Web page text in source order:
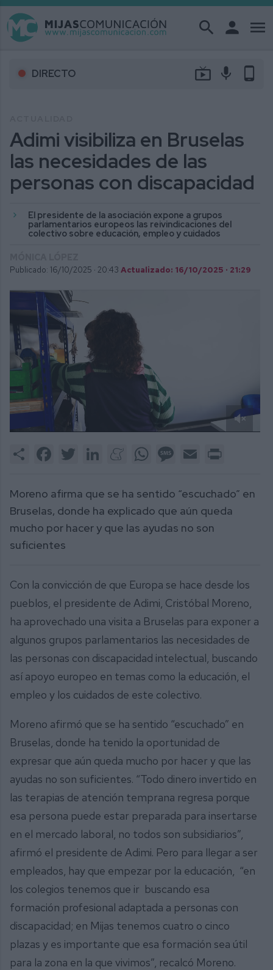
search person menu
DIRECTO live_tv mic phone_android
Adimi visibiliza en Bruselas
las necesidades de las
personas con discapacidad
El presidente de la asociación expone a grupos
parlamentarios europeos las reivindicaciones del
colectivo sobre educación, empleo y cuidados
Publicado: 16/10/2025 · 20:43 Actualizado: 16/10/2025 · 21:29
1
Share FacebookTwitter LinkedInMeneameWhatsAppMessage
Email
Moreno afirma que se ha sentido “escuchado” en
Bruselas, donde ha explicado que aún queda
mucho por hacer y que las ayudas no son
suficientes
Con la convicción de que Europa se hace desde los
pueblos, el presidente de Adimi, Cristóbal Moreno,
ha aprovechado una visita a Bruselas para exponer a
algunos grupos parlamentarios las necesidades de
las personas con discapacidad intelectual, buscando
así apoyo europeo en temas como la educación, el
empleo y los cuidados de este colectivo.
Moreno afirmó que se ha sentido “escuchado” en
Bruselas, donde ha tenido la oportunidad de
expresar que aún queda mucho por hacer y que las
ayudas no son suficientes. “Todo dinero invertido en
las terapias de atención temprana regresa porque
esa persona puede estar preparada para insertarse
en el mercado laboral, no todos son subsidiarios”,
afirmó el presidente de Adimi. Pero para llegar a ser
empleados, hay que empezar por la educación, “en
los colegios tenemos que ir buscando esa
formación profesional adaptada a personas con
discapacidad; en Mijas tenemos cuatro o cinco
plazas y es importante que esa formación sea útil
para la zona en la que vivimos”, recalcó Moreno.